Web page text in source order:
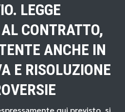
LEGGE
CONTRATTO,
ANCHE IN
E RISOLUZIONE
qui previsto, si